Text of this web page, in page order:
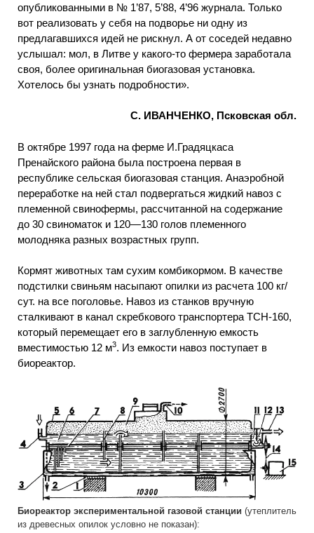
опубликованными в № 1’87, 5’88, 4’96 журнала. Только
вот реализовать у себя на подворье ни одну из
предлагавшихся идей не рискнул. А от соседей недавно
услышал: мол, в Литве у какого-то фермера заработала
своя, более оригинальная биогазовая установка.
Хотелось бы узнать подробности».
С. ИВАНЧЕНКО, Псковская обл.
В октябре 1997 года на ферме И.Градяцкаса
Пренайского района была построена первая в
республике сельская биогазовая станция. Анаэробной
переработке на ней стал подвергаться жидкий навоз с
племенной свинофермы, рассчитанной на содержание
до 30 свиноматок и 120—130 голов племенного
молодняка разных возрастных групп.
Кормят животных там сухим комбикормом. В качестве
подстилки свиньям насыпают опилки из расчета 100 кг/
сут. на все поголовье. Навоз из станков вручную
сталкивают в канал скребкового транспортера ТСН-160,
который перемещает его в заглубленную емкость
вместимостью 12 м3. Из емкости навоз поступает в
биореактор.
Биореактор экспериментальной газовой станции (утеплитель
из древесных опилок условно не показан):